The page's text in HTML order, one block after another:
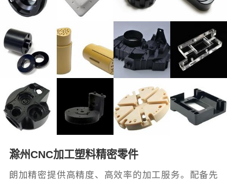
滁州CNC加工塑料精密零件
朗加精密提供高精度、高效率的加工服务。配备先